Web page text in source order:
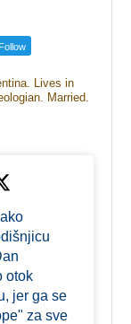
Follow
Lives in
Married.
otok
jer ga se
za sve